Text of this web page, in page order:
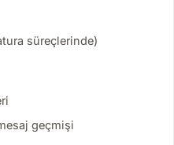
süreçlerinde)
geçmişi